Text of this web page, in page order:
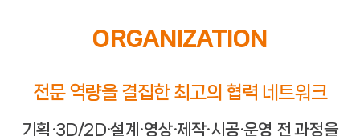
ORGANIZATION
전문 역량을 결집한 최고의 협력 네트워크
기획·3D/2D·설계·영상·제작·시공·운영 전 과정을